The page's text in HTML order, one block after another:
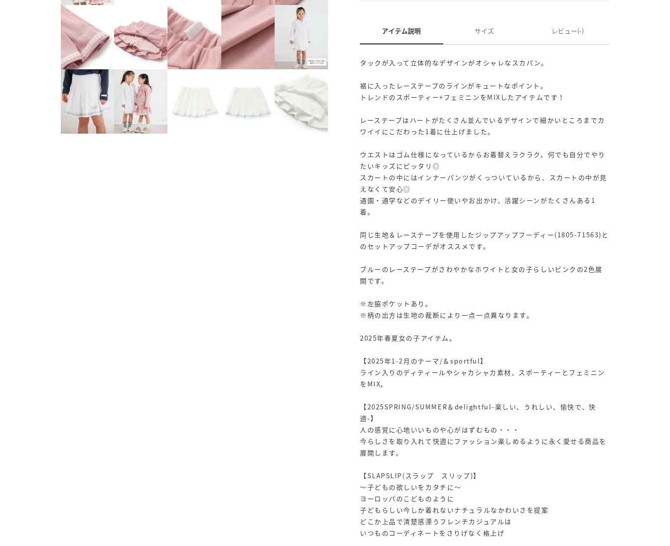
アイテム説明 サイズ レビュー(-)
タックが入って立体的なデザインがオシャレなスカパン。
裾に入ったレーステープのラインがキュートなポイント。
トレンドのスポーティー+フェミニンをMIXしたアイテムです！
レーステープはハートがたくさん並んでいるデザインで細かいところまでカ
ワイイにこだわった1着に仕上げました。
ウエストはゴム仕様になっているからお着替えラクラク。何でも自分でやり
たいキッズにピッタリ◎
スカートの中にはインナーパンツがくっついているから、スカートの中が見
えなくて安心◎
通園・通学などのデイリー使いやお出かけ、活躍シーンがたくさんある1
着。
同じ生地＆レーステープを使用したジップアップフーディー(1805-71563)と
のセットアップコーデがオススメです。
ブルーのレーステープがさわやかなホワイトと女の子らしいピンクの2色展
開です。
※左脇ポケットあり。
※柄の出方は生地の裁断により一点一点異なります。
2025年春夏女の子アイテム。
【2025年1-2月のテーマ/＆sportful】
ライン入りのディティールやシャカシャカ素材、スポーティーとフェミニン
をMIX。
【2025SPRING/SUMMER＆delightful-楽しい、うれしい、愉快で、快
適-】
人の感覚に心地いいものや心がはずむもの・・・
今らしさを取り入れて快適にファッション楽しめるように永く愛せる商品を
展開します。
【SLAPSLIP(スラップ スリップ)】
～子どもの欲しいをカタチに～
ヨーロッパのこどものように
子どもらしい今しか着れないナチュラルなかわいさを提案
どこか上品で清楚感漂うフレンチカジュアルは
いつものコーディネートをさりげなく格上げ